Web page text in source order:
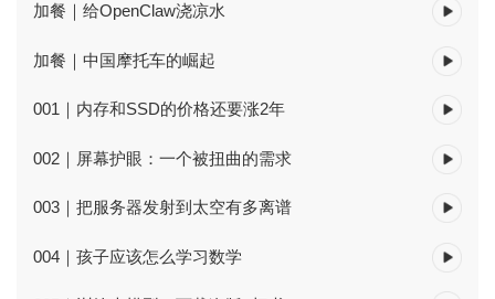
加餐｜给OpenClaw浇凉水
加餐｜中国摩托车的崛起
001｜内存和SSD的价格还要涨2年
002｜屏幕护眼：一个被扭曲的需求
003｜把服务器发射到太空有多离谱
004｜孩子应该怎么学习数学